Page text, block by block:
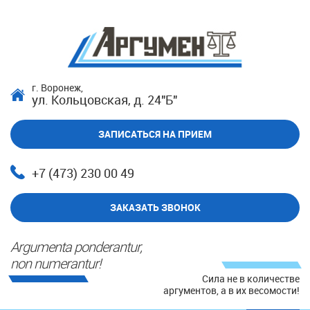
г. Воронеж,
ул. Кольцовская, д. 24"Б"
ЗАПИСАТЬСЯ НА ПРИЕМ
+7 (473) 230 00 49
ЗАКАЗАТЬ ЗВОНОК
Argumenta ponderantur,
non numerantur!
Сила не в количестве
аргументов, а в их весомости!